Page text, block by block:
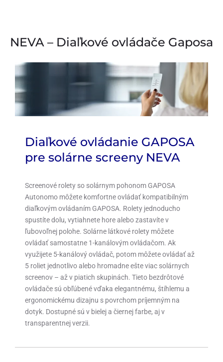
NEVA – Diaľkové ovládače Gaposa
Diaľkové ovládanie GAPOSA
pre solárne screeny NEVA
Screenové rolety so solárnym pohonom GAPOSA
Autonomo môžete komfortne ovládať kompatibilným
diaľkovým ovládaním GAPOSA. Rolety jednoducho
spustíte dolu, vytiahnete hore alebo zastavíte v
ľubovoľnej polohe. Solárne látkové rolety môžete
ovládať samostatne 1-kanálovým ovládačom. Ak
využijete 5-kanálový ovládač, potom môžete ovládať až
5 roliet jednotlivo alebo hromadne ešte viac solárnych
screenov – až v piatich skupinách. Tieto bezdrôtové
ovládače sú obľúbené vďaka elegantnému, štíhlemu a
ergonomickému dizajnu s povrchom príjemným na
dotyk. Dostupné sú v bielej a čiernej farbe, aj v
transparentnej verzii.